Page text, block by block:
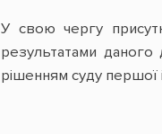
У свою чергу
результатами
рішенням суду першої